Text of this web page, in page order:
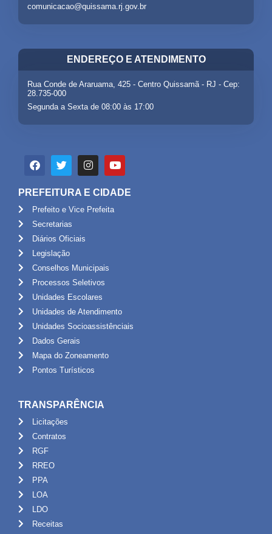
comunicacao@quissama.rj.gov.br
ENDEREÇO E ATENDIMENTO
Rua Conde de Araruama, 425 - Centro Quissamã - RJ - Cep:
28.735-000
Segunda a Sexta de 08:00 às 17:00
PREFEITURA E CIDADE
Prefeito e Vice Prefeita
Secretarias
Diários Oficiais
Legislação
Conselhos Municipais
Processos Seletivos
Unidades Escolares
Unidades de Atendimento
Unidades Socioassistênciais
Dados Gerais
Mapa do Zoneamento
Pontos Turísticos
TRANSPARÊNCIA
Licitações
Contratos
RGF
RREO
PPA
LOA
LDO
Receitas